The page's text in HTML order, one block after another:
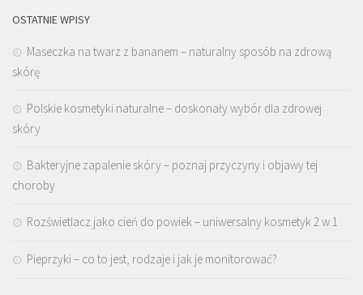
OSTATNIE WPISY
Maseczka na twarz z bananem – naturalny sposób na zdrową
skórę
Polskie kosmetyki naturalne – doskonały wybór dla zdrowej
skóry
Bakteryjne zapalenie skóry – poznaj przyczyny i objawy tej
choroby
Rozświetlacz jako cień do powiek – uniwersalny kosmetyk 2 w 1
Pieprzyki – co to jest, rodzaje i jak je monitorować?